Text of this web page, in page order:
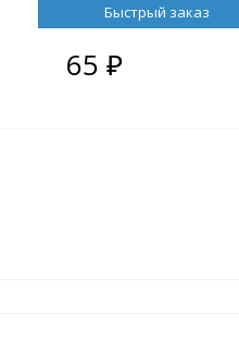
65 ₽